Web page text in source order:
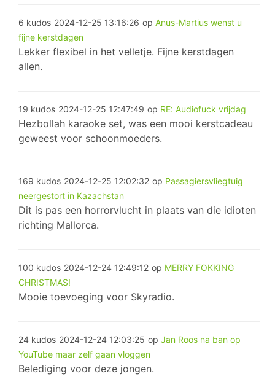
6 kudos 2024-12-25 13:16:26 op Anus-Martius wenst u
fijne kerstdagen
Lekker flexibel in het velletje. Fijne kerstdagen
allen.
19 kudos 2024-12-25 12:47:49 op RE: Audiofuck vrijdag
Hezbollah karaoke set, was een mooi kerstcadeau
geweest voor schoonmoeders.
169 kudos 2024-12-25 12:02:32 op Passagiersvliegtuig
neergestort in Kazachstan
Dit is pas een horrorvlucht in plaats van die idioten
richting Mallorca.
100 kudos 2024-12-24 12:49:12 op MERRY FOKKING
CHRISTMAS!
Mooie toevoeging voor Skyradio.
24 kudos 2024-12-24 12:03:25 op Jan Roos na ban op
YouTube maar zelf gaan vloggen
Belediging voor deze jongen.